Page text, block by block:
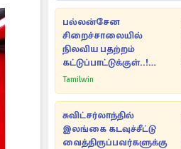
பல்லன்சேன
சிறைச்சாலையில்
நிலவிய பதற்றம்
கட்டுப்பாட்டுக்குள்..!
அதிரடியாக களமிறங்கிய
Tamilwin
சுவிட்சர்லாந்தில்
இலங்கை கடவுச்சீட்டு
வைத்திருப்பவர்களுக்கு